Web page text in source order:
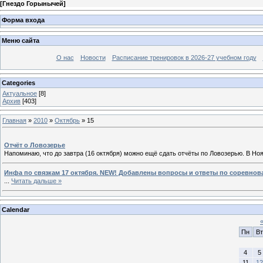
[Гнездо Горынычей]
Форма входа
Меню сайта
О нас Новости Расписание тренировок в 2026-27 учебном году
Categories
Актуальное [8]
Архив [403]
Главная » 2010 » Октябрь » 15
Отчёт о Ловозерье
Напоминаю, что до завтра (16 октября) можно ещё сдать отчёты по Ловозерью. В
Инфа по связкам 17 октября. NEW! Добавлены вопросы и ответы по
Читать дальше »
Calendar
«
Пн
Вт
4
5